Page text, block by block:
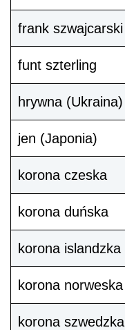
frank szwajcarski
funt szterling
hrywna (Ukraina)
jen (Japonia)
korona czeska
korona duńska
korona islandzka
korona norweska
korona szwedzka